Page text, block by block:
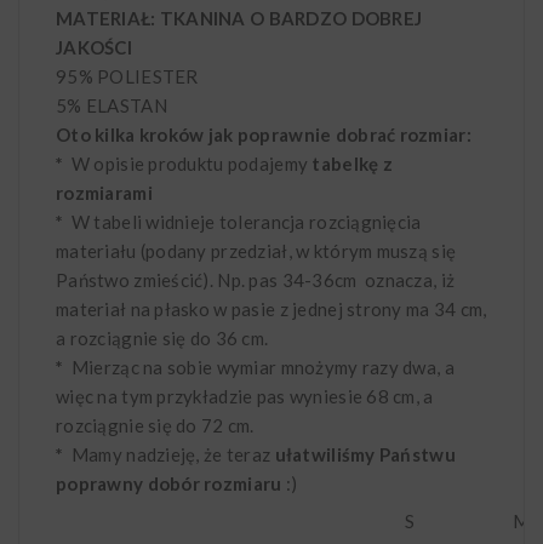
MATERIAŁ: TKANINA O BARDZO DOBREJ
JAKOŚCI
95% POLIESTER
5% ELASTAN
Oto kilka kroków jak poprawnie dobrać rozmiar:
* W opisie produktu podajemy tabelkę z
rozmiarami
* W tabeli widnieje tolerancja rozciągnięcia
materiału (podany przedział, w którym muszą się
Państwo zmieścić). Np. pas 34-36cm oznacza, iż
materiał na płasko w pasie z jednej strony ma 34 cm,
a rozciągnie się do 36 cm.
* Mierząc na sobie wymiar mnożymy razy dwa, a
więc na tym przykładzie pas wyniesie 68 cm, a
rozciągnie się do 72 cm.
* Mamy nadzieję, że teraz ułatwiliśmy Państwu
poprawny dobór rozmiaru :)
S
M